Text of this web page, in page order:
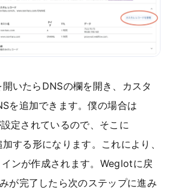
いたらDNSの欄を開き、カスタ
を追加できます。僕の場合は
定されているので、そこに
する形になります。これにより、
ンが作成されます。Weglotに戻
が完了したら次のステップに進み